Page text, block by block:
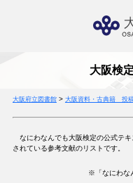
大阪検
大阪府立図書館> 大阪資料・古典籍 投
なにわなんでも大阪検定の公式テ
されている参考文献のリストです。
※「なにわな